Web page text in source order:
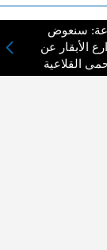
سنعوض
الأبقار عن
القلاعية
) - الآراء والتعليقات